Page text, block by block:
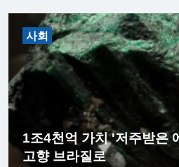
사회
1조4천억 가치 '저주받은
고향 브라질로